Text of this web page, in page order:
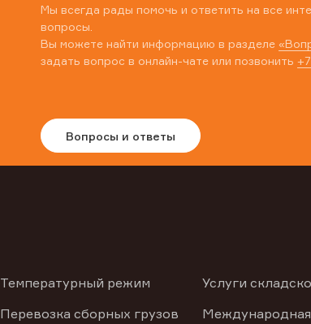
Мы всегда рады помочь и ответить на все
вопросы.
Вы можете найти информацию в разделе
задать вопрос в онлайн-чате или позвонить
Вопросы и ответы
Температурный режим
Перевозка сборных грузов
Услуги
Международная